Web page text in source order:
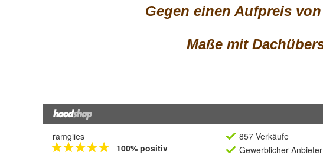
ramgiies
100% positiv
857 Verkäufe
Gewerblicher Anbieter